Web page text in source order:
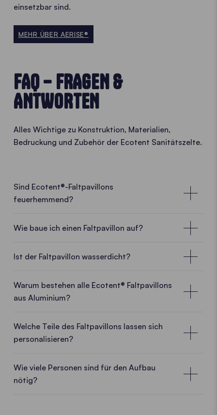
einsetzbar sind.
MEHR ÜBER AERISE®
FAQ – FRAGEN &
ANTWORTEN
Alles Wichtige zu Konstruktion, Materialien,
Bedruckung und Zubehör der Ecotent Sanitätszelte.
Sind Ecotent®-Faltpavillons
feuerhemmend?
du kannst wählen!
Wie baue ich einen Faltpavillon auf?
• PLAY VIDEO • PLAY VIDEO
Werkzeuglos und schnell
Ist der Faltpavillon wasserdicht?
Warum bestehen alle Ecotent® Faltpavillons
aus Aluminium?
Welche Teile des Faltpavillons lassen sich
personalisieren?
Wie viele Personen sind für den Aufbau
nötig?